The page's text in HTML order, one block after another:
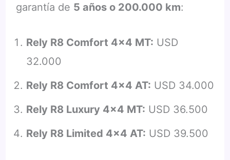
garantía de 5 años o 200.000 km:
Rely R8 Comfort 4×4 MT: USD
32.000
Rely R8 Comfort 4×4 AT: USD 34.000
Rely R8 Luxury 4×4 MT: USD 36.500
Rely R8 Limited 4×4 AT: USD 39.500